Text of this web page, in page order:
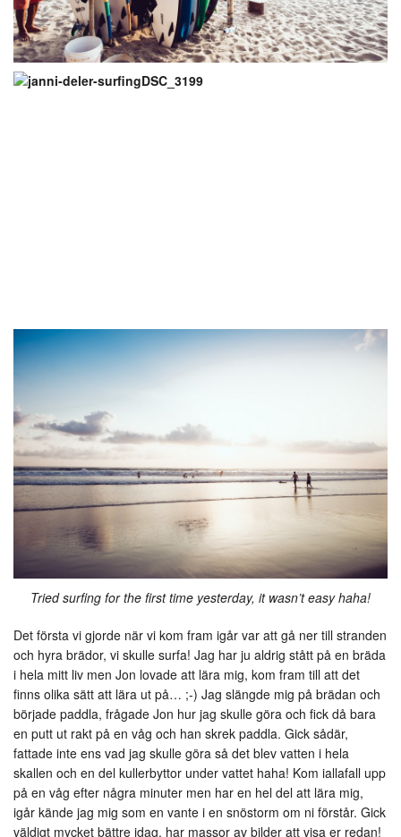
Tried surfing for the first time yesterday, it wasn’t easy haha!
Det första vi gjorde när vi kom fram igår var att gå ner till stranden
och hyra brädor, vi skulle surfa! Jag har ju aldrig stått på en bräda
i hela mitt liv men Jon lovade att lära mig, kom fram till att det
finns olika sätt att lära ut på… ;-) Jag slängde mig på brädan och
började paddla, frågade Jon hur jag skulle göra och fick då bara
en putt ut rakt på en våg och han skrek paddla. Gick sådär,
fattade inte ens vad jag skulle göra så det blev vatten i hela
skallen och en del kullerbyttor under vattet haha! Kom iallafall upp
på en våg efter några minuter men har en hel del att lära mig,
igår kände jag mig som en vante i en snöstorm om ni förstår. Gick
väldigt mycket bättre idag, har massor av bilder att visa er redan!